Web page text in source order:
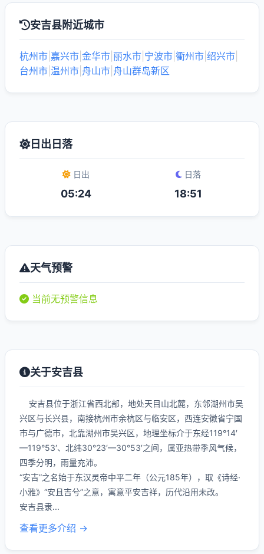
安吉县附近城市
杭州市 嘉兴市 金华市 丽水市 宁波市 衢州市 绍兴市
台州市 温州市 舟山市 舟山群岛新区
日出日落
日出
05:24
日落
18:51
天气预警
当前无预警信息
关于安吉县
安吉县位于浙江省西北部，地处天目山北麓，东邻湖州市吴
兴区与长兴县，南接杭州市余杭区与临安区，西连安徽省宁国
市与广德市，北靠湖州市吴兴区，地理坐标介于东经119°14′
—119°53′、北纬30°23′—30°53′之间，属亚热带季风气候，
四季分明，雨量充沛。
“安吉”之名始于东汉灵帝中平二年（公元185年），取《诗经·
小雅》“安且吉兮”之意，寓意平安吉祥，历代沿用未改。
安吉县隶...
查看更多介绍 →